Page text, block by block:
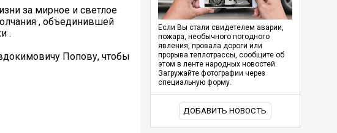
за мирное и светлое
️, объединившей
️.
Попову, чтобы
Если Вы стали свидетелем аварии,
пожара, необычного погодного
явления, провала дороги или
прорыва теплотрассы, сообщите об
этом в ленте народных новостей.
Загружайте фотографии через
специальную форму.
ДОБАВИТЬ НОВОСТЬ